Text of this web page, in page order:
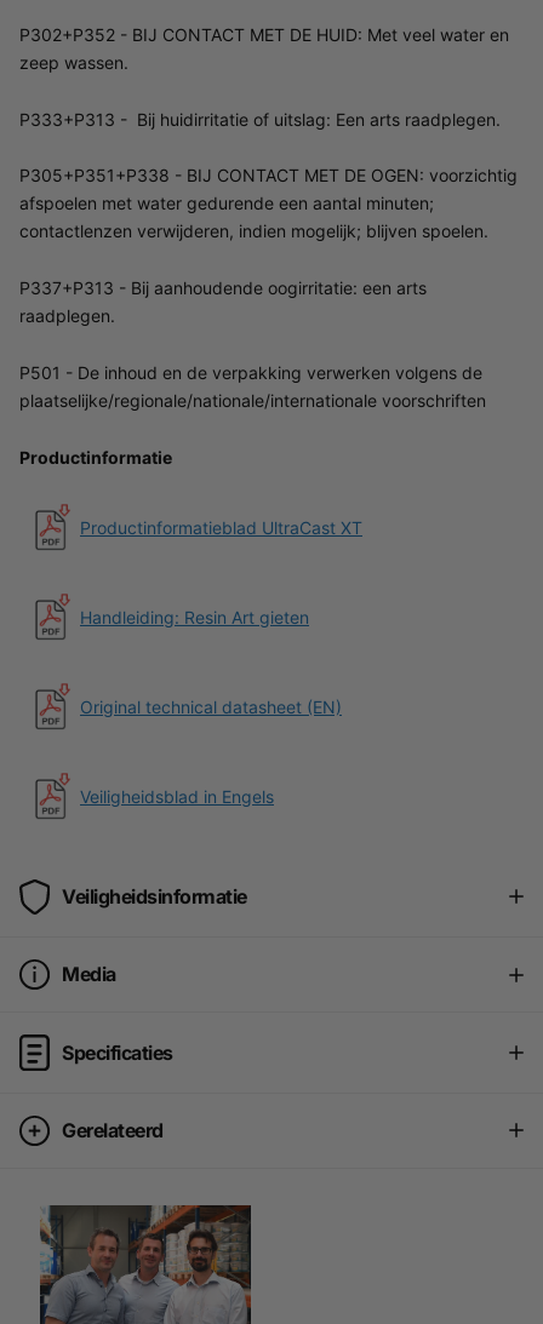
P302+P352 - BIJ CONTACT MET DE HUID: Met veel water en
zeep wassen.
P333+P313 - Bij huidirritatie of uitslag: Een arts raadplegen.
P305+P351+P338 - BIJ CONTACT MET DE OGEN: voorzichtig
afspoelen met water gedurende een aantal minuten;
contactlenzen verwijderen, indien mogelijk; blijven spoelen.
P337+P313 - Bij aanhoudende oogirritatie: een arts
raadplegen.
P501 - De inhoud en de verpakking verwerken volgens de
plaatselijke/regionale/nationale/internationale voorschriften
Productinformatie
Productinformatieblad UltraCast XT
Handleiding: Resin Art gieten
Original technical datasheet (EN)
Veiligheidsblad in Engels
Veiligheidsinformatie
Media
Specificaties
Gerelateerd